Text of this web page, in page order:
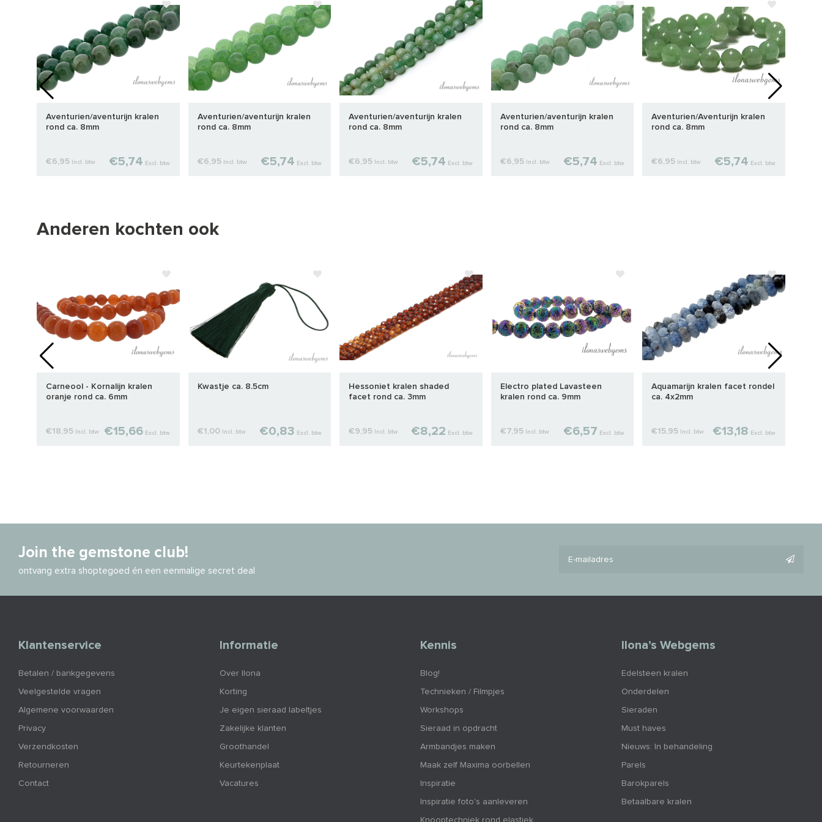
Aventurien/aventurijn kralen
rond ca. 8mm
€6,95 Incl. btw €5,74 Excl. btw
Aventurien/aventurijn kralen
rond ca. 8mm
€6,95 Incl. btw €5,74 Excl. btw
Aventurien/aventurijn kralen
rond ca. 8mm
€6,95 Incl. btw €5,74 Excl. btw
Aventurien/aventurijn kralen
rond ca. 8mm
€6,95 Incl. btw €5,74 Excl. btw
Aventurien/Aventurijn kralen
rond ca. 8mm
€6,95 Incl. btw €5,74 Excl. btw
Anderen kochten ook
Carneool - Kornalijn kralen
oranje rond ca. 6mm
€18,95 Incl. btw €15,66 Excl. btw
Kwastje ca. 8.5cm
€1,00 Incl. btw €0,83 Excl. btw
Hessoniet kralen shaded
facet rond ca. 3mm
€9,95 Incl. btw €8,22 Excl. btw
Electro plated Lavasteen
kralen rond ca. 9mm
€7,95 Incl. btw €6,57 Excl. btw
Aquamarijn kralen facet rondel
ca. 4x2mm
€15,95 Incl. btw €13,18 Excl. btw
Join the gemstone club!
ontvang extra shoptegoed én een eenmalige secret deal
Klantenservice
Betalen / bankgegevens
Veelgestelde vragen
Algemene voorwaarden
Privacy
Verzendkosten
Retourneren
Contact
Informatie
Over Ilona
Korting
Je eigen sieraad labeltjes
Zakelijke klanten
Groothandel
Keurtekenplaat
Vacatures
Kennis
Blog!
Technieken / Filmpjes
Workshops
Sieraad in opdracht
Armbandjes maken
Maak zelf Maxima oorbellen
Inspiratie
Inspiratie foto's aanleveren
Ilona’s Webgems
Edelsteen kralen
Onderdelen
Sieraden
Must haves
Nieuws: In behandeling
Parels
Barokparels
Betaalbare kralen